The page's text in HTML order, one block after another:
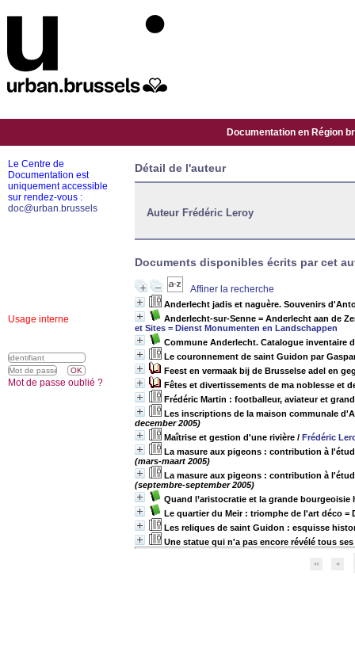
Documentation en Région
Détail de l'auteur
Auteur Frédéric Leroy
Documents disponibles écrits par cet
Affiner la recherche
Anderlecht jadis et naguère. Souvenirs
Anderlecht-sur-Senne = Anderlecht aan de
et Sites = Dienst Monumenten en Landschappen
Commune Anderlecht. Catalogue inventaire
Le couronnement de saint Guidon par
Feest en vermaak bij de Brusselse adel en
Fêtes et divertissements de ma noblesse et
Frédéric Martin : footballeur, aviateur et
Les inscriptions de la maison communale
december 2005)
Maîtrise et gestion d'une rivière / Frédéric
La masure aux pigeons : contribution à
(mars-maart 2005)
La masure aux pigeons : contribution à
(septembre-september 2005)
Quand l’aristocratie et la grande
Le quartier du Meir : triomphe de l'art déco =
Les reliques de saint Guidon : esquisse
Une statue qui n'a pas encore révélé tous
Le Centre de
Documentation est
uniquement accessible
sur rendez-vous :
doc@urban.brussels
Usage interne
Mot de passe oublié ?